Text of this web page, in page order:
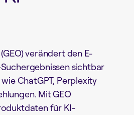
verändert den E-
sichtbar
ChatGPT, Perplexity
Mit GEO
für KI-